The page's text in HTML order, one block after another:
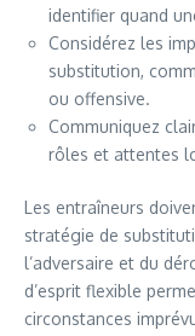
identifier quand
Considérez les
substitution,
ou offensive.
Communiquez
rôles et attentes
Les entraîneurs
stratégie de
l’adversaire et du
d’esprit flexible
circonstances